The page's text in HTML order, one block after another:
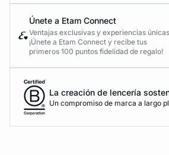
Únete a Etam Connect
Ventajas exclusivas y experiencias
¡Únete a Etam Connect y recibe tus
primeros 100 puntos fidelidad de regalo!
La creación de lencería
Un compromiso de marca a largo